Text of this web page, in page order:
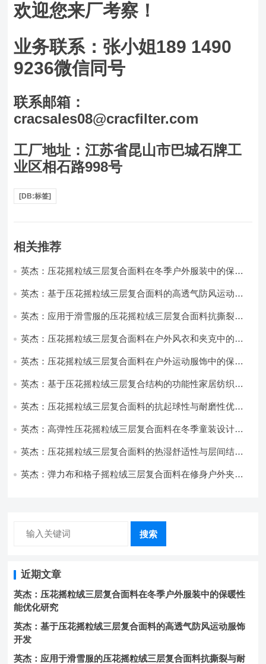
欢迎您来厂考察！
业务联系：张小姐189 1490
9236微信同号
联系邮箱：
cracsales08@cracfilter.com
工厂地址：江苏省昆山市巴城石牌工
业区相石路998号
[DB:标签]
相关推荐
英杰：压花摇粒绒三层复合面料在冬季户外服装中的保暖
英杰：基于压花摇粒绒三层复合面料的高透气防风运动服
英杰：应用于滑雪服的压花摇粒绒三层复合面料抗撕裂与
英杰：压花摇粒绒三层复合面料在户外风衣和夹克中的应
英杰：压花摇粒绒三层复合面料在户外运动服饰中的保暖
英杰：基于压花摇粒绒三层复合结构的功能性家居纺织品
英杰：压花摇粒绒三层复合面料的抗起球性与耐磨性优化
英杰：高弹性压花摇粒绒三层复合面料在冬季童装设计中
英杰：压花摇粒绒三层复合面料的热湿舒适性与层间结合
英杰：弹力布和格子摇粒绒三层复合面料在修身户外夹克
搜索
近期文章
英杰：压花摇粒绒三层复合面料在冬季户外服装中的保暖性
能优化研究
英杰：基于压花摇粒绒三层复合面料的高透气防风运动服饰
开发
英杰：应用于滑雪服的压花摇粒绒三层复合面料抗撕裂与耐